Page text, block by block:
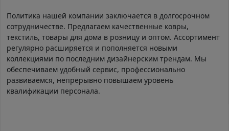
Политика нашей компании заключается в долгосрочном
сотрудничестве. Предлагаем качественные ковры,
текстиль, товары для дома в розницу и оптом. Ассортимент
регулярно расширяется и пополняется новыми
коллекциями по последним дизайнерским трендам. Мы
обеспечиваем удобный сервис, профессионально
развиваемся, непрерывно повышаем уровень
квалификации персонала.